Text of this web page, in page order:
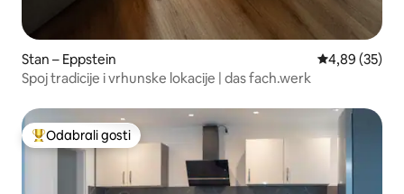
Stan – Eppstein Prosječna
4,89 (35)
Spoj tradicije i vrhunske lokacije | das fach.werk
Među najviše rangiranima s oznakom „Odabrali gosti”
Odabrali gosti